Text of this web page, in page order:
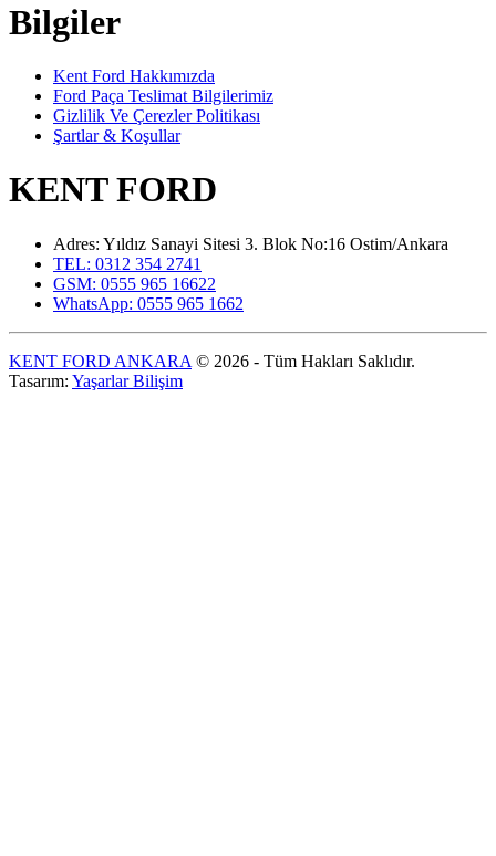
Bilgiler
Kent Ford Hakkımızda
Ford Paça Teslimat Bilgilerimiz
Gizlilik Ve Çerezler Politikası
Şartlar & Koşullar
KENT FORD
Adres: Yıldız Sanayi Sitesi 3. Blok No:16 Ostim/Ankara
TEL: 0312 354 2741
GSM: 0555 965 16622
WhatsApp: 0555 965 1662
KENT FORD ANKARA © 2026 - Tüm Hakları Saklıdır.
Tasarım: Yaşarlar Bilişim